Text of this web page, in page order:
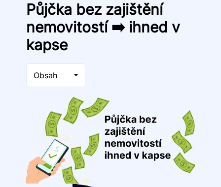
Půjčka bez zajištění
nemovitostí ➡️ ihned v
kapse
Obsah